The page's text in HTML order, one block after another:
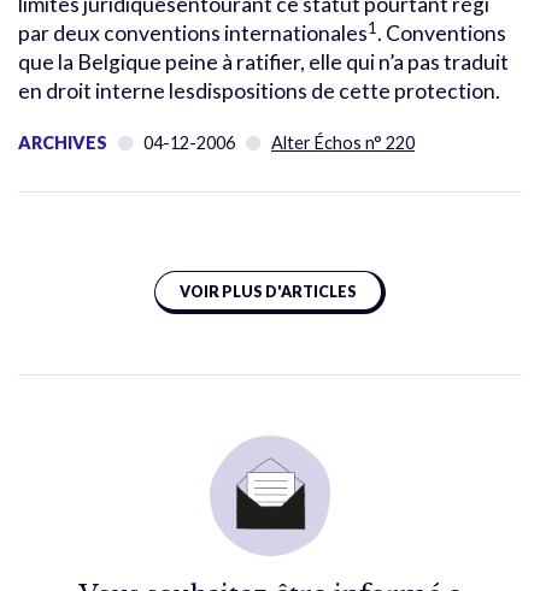
par deux conventions internationales1. Conventions
que la Belgique peine à ratifier, elle qui n’a pas traduit
en droit interne lesdispositions de cette protection.
ARCHIVES 04-12-2006 Alter Échos n° 220
VOIR PLUS D'ARTICLES